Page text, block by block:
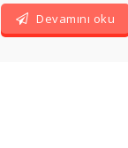
Devamını oku